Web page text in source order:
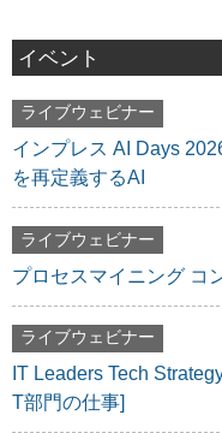
イベント
ライブウェビナー
インプレス AI Days
を再定義するAI
ライブウェビナー
プロセスマイニング コ
ライブウェビナー
IT Leaders Tech
T部門の仕事]